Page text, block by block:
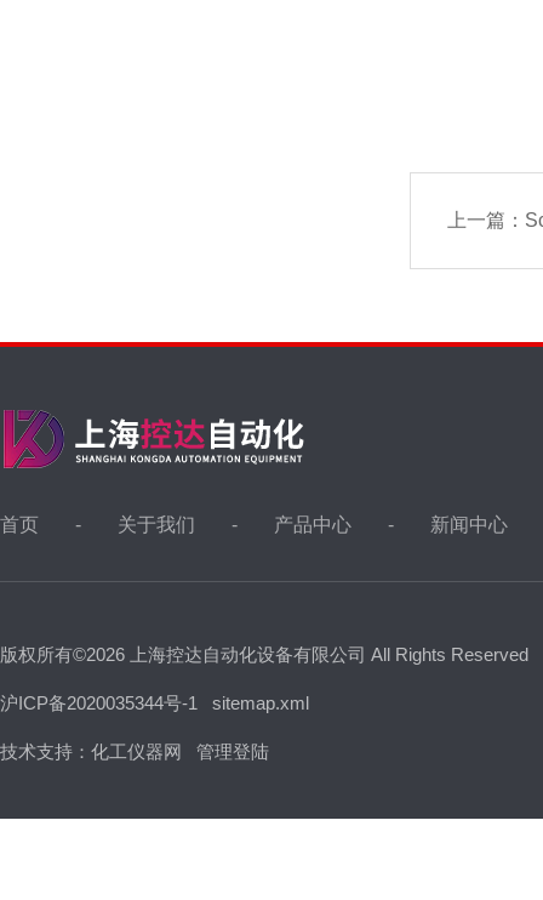
上一篇：
首页 关于我们 产品中心 新闻中心
版权所有©2026 上海控达自动化设备有限公司 All Rights Reserved
沪ICP备2020035344号-1 sitemap.xml
技术支持： 化工仪器网 管理登陆